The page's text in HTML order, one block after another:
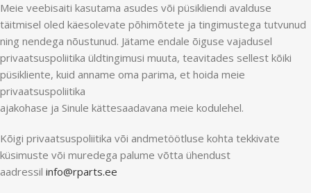
Meie veebisaiti kasutama asudes või püsikliendi avalduse
täitmisel oled käesolevate põhimõtete ja tingimustega tutvunud
ning nendega nõustunud. Jätame endale õiguse vajadusel
privaatsuspoliitika üldtingimusi muuta, teavitades sellest kõiki
püsikliente, kuid anname oma parima, et hoida meie
privaatsuspoliitika
ajakohase ja Sinule kättesaadavana meie kodulehel.
Kõigi privaatsuspoliitika või andmetöötluse kohta tekkivate
küsimuste või muredega palume võtta ühendust
aadressil info@rparts.ee